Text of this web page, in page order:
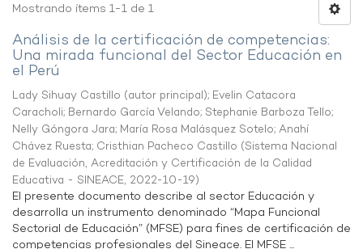
Mostrando ítems 1-1 de 1
Análisis de la certificación de competencias:
Una mirada funcional del Sector Educación en
el Perú
Lady Sihuay Castillo (autor principal); Evelin Catacora
Caracholi; Bernardo García Velando; Stephanie Barboza Tello;
Nelly Góngora Jara; María Rosa Malásquez Sotelo; Anahí
Chávez Ruesta; Cristhian Pacheco Castillo (Sistema Nacional
de Evaluación, Acreditación y Certificación de la Calidad
Educativa - SINEACE, 2022-10-19)
El presente documento describe al sector Educación y
desarrolla un instrumento denominado “Mapa Funcional
Sectorial de Educación” (MFSE) para fines de certificación de
competencias profesionales del Sineace. El MFSE ...